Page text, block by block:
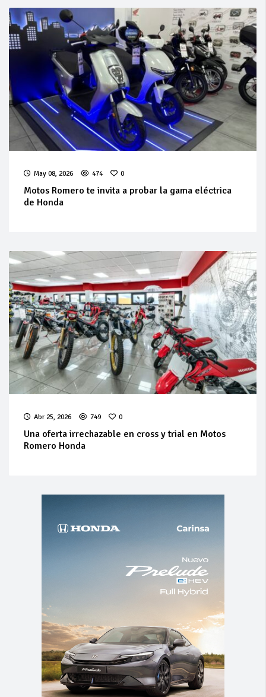
May 08, 2026 474 0
Motos Romero te invita a probar la gama eléctrica
de Honda
Abr 25, 2026 749 0
Una oferta irrechazable en cross y trial en Motos
Romero Honda